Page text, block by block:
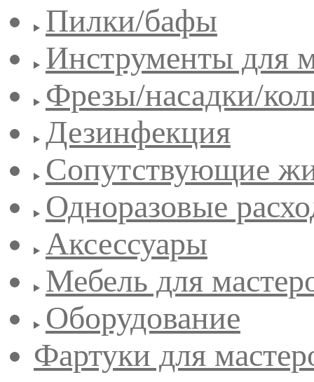
Пилки/бафы
Инструменты для
Фрезы/насадки/
Дезинфекция
Сопутствующие
Одноразовые
Аксессуары
Мебель для
Оборудование
Фартуки для